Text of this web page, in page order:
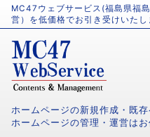
MC47ウェブサービス(福島県福
営）を低価格でお引き受けいたし
ホームページの新規作成・既
ホームページの管理・運営はお